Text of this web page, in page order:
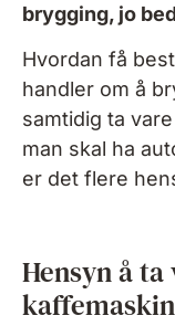
brygging, jo
Hvordan få
handler om å
samtidig ta
man skal ha
er det flere
Hensyn å
kaffemaskin